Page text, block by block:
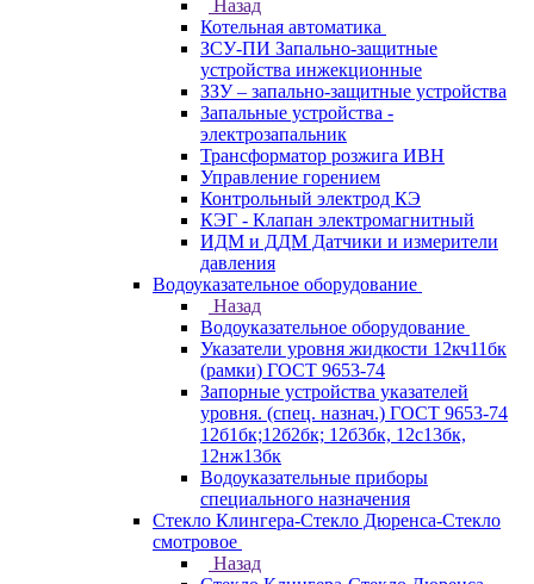
Назад
Котельная автоматика
ЗСУ-ПИ Запально-защитные
устройства инжекционные
ЗЗУ – запально-защитные устройства
Запальные устройства -
электрозапальник
Трансформатор розжига ИВН
Управление горением
Контрольный электрод КЭ
КЭГ - Клапан электромагнитный
ИДМ и ДДМ Датчики и измерители
давления
Водоуказательное оборудование
Назад
Водоуказательное оборудование
Указатели уровня жидкости 12кч11бк
(рамки) ГОСТ 9653-74
Запорные устройства указателей
уровня. (спец. назнач.) ГОСТ 9653-74
12б1бк;12б2бк; 12б3бк, 12с13бк,
12нж13бк
Водоуказательные приборы
специального назначения
Стекло Клингера-Стекло Дюренса-Стекло
смотровое
Назад